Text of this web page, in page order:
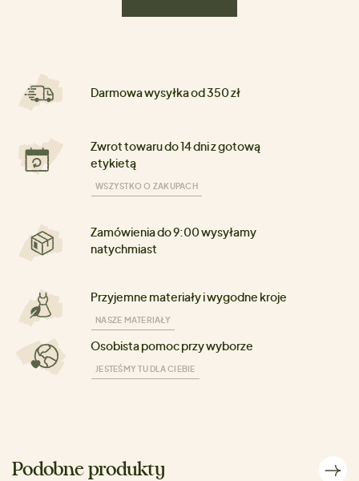
Darmowa wysyłka od 350 zł
Zwrot towaru do 14 dni z gotową
etykietą
WSZYSTKO O ZAKUPACH
Zamówienia do 9:00 wysyłamy
natychmiast
Przyjemne materiały i wygodne kroje
NASZE MATERIAŁY
Osobista pomoc przy wyborze
JESTEŚMY TU DLA CIEBIE
Podobne produkty